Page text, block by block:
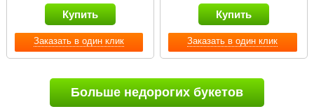
Заказать в один клик
Купить
Заказать в один клик
Купить
Больше недорогих букетов